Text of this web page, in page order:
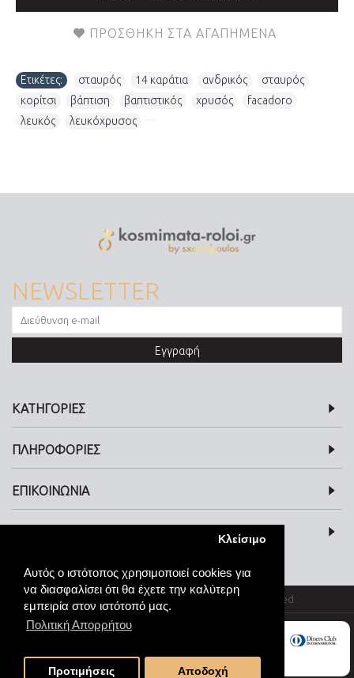
Αυτός ο ιστότοπος χρησιμοποιεί cookies για
να διασφαλίσει ότι θα έχετε την καλύτερη
εμπειρία στον ιστότοπό μας.
Πολιτική Απορρήτου
Κλείσιμο
Προτιμήσεις Αποδοχή
ΠΡΟΣΘΉΚΗ ΣΤΑ ΑΓΑΠΗΜΈΝΑ
Ετικέτες: σταυρός 14 καράτια ανδρικός σταυρός
κορίτσι
βάπτιση βαπτιστικός χρυσός facadoro
λευκός
λευκόχρυσος
NEWSLETTER
Εγγραφή
ΚΑΤΗΓΟΡΙΕΣ
ΠΛΗΡΟΦΟΡΙΕΣ
ΕΠΙΚΟΙΝΩΝΙΑ
© kosmimata-roloi.gr Jewellery. All rights reserved